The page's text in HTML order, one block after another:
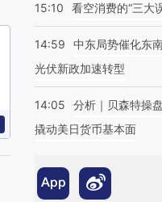
15:10 看空消费的“三大
14:59
中东局势催化东
光伏新政加速转型
14:05
分析｜贝森特操
撬动美日货币基本面